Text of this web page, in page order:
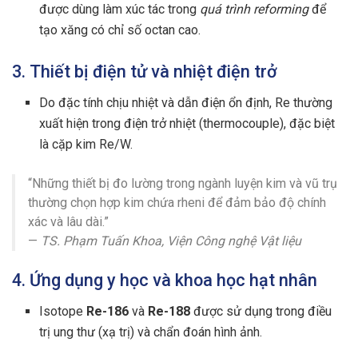
được dùng làm xúc tác trong quá trình reformingđể
tạo xăng có chỉ số octan cao.
3. Thiết bị điện tử và nhiệt điện trở
Do đặc tính chịu nhiệt và dẫn điện ổn định, Re thường
xuất hiện trong điện trở nhiệt (thermocouple), đặc biệt
là cặp kim Re/W.
“Những thiết bị đo lường trong ngành luyện kim và vũ trụ
thường chọn hợp kim chứa rheni để đảm bảo độ chính
xác và lâu dài.”
— TS. Phạm Tuấn Khoa, Viện Công nghệ Vật liệu
4. Ứng dụng y học và khoa học hạt nhân
Isotope Re-186 và Re-188 được sử dụng trong điều
trị ung thư (xạ trị) và chẩn đoán hình ảnh.